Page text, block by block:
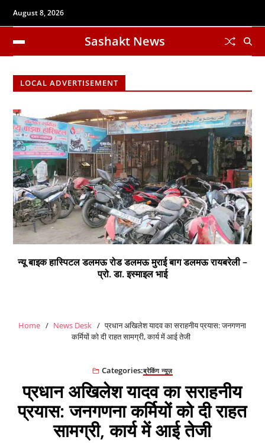
August 8, 2026
Sashakt News
LOCAL ADVERTISEMENT
न्यू बाइक हास्पिटल डलमऊ रोड डलमऊ मुराई बाग डलमऊ रायबरेली –
प्रो. डा. इस्माइल भाई
Home News Desk
प्रधान अखिलेश यादव का सराहनीय प्रयास: जनगणना
कर्मियों को दी राहत सामग्री, कार्य में आई तेजी
Categories:ब्रेकिंग न्यूज़
प्रधान अखिलेश यादव का सराहनीय
प्रयास: जनगणना कर्मियों को दी राहत
सामग्री, कार्य में आई तेजी